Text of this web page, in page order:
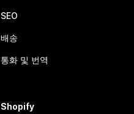
SEO
배송
통화 및 번역
Shopify